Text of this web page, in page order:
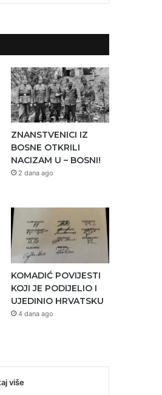
ZNANSTVENICI IZ
BOSNE OTKRILI
NACIZAM U – BOSNI!
2 dana ago
KOMADIĆ POVIJESTI
KOJI JE PODIJELIO I
UJEDINIO HRVATSKU
4 dana ago
više